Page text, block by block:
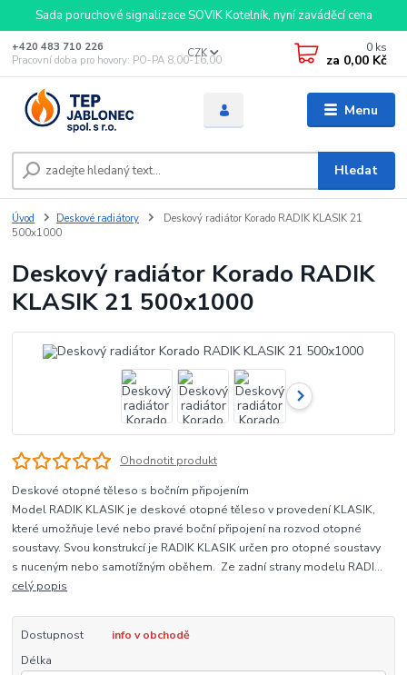
Sada poruchové signalizace SOVIK Kotelník, nyní zaváděcí cena
Menu
CZK
Hledat
+420 483 710 226
Pracovní doba pro hovory: PO-PA 8,00-16,00
0 ks
za 0,00 Kč
Úvod Deskové radiátory
Deskový radiátor Korado RADIK KLASIK 21
500x1000
Deskový radiátor Korado RADIK
KLASIK 21 500x1000
Ohodnotit produkt
Deskové otopné těleso s bočním připojením
Model RADIK KLASIK je deskové otopné těleso v provedení KLASIK,
které umožňuje levé nebo pravé boční připojení na rozvod otopné
soustavy. Svou konstrukcí je RADIK KLASIK určen pro otopné soustavy
s nuceným nebo samotížným oběhem. Ze zadní strany modelu RADI...
celý popis
Dostupnost
info v obchodě
Délka